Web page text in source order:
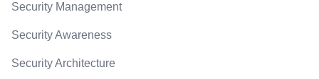
Security Management
Security Awareness
Security Architecture